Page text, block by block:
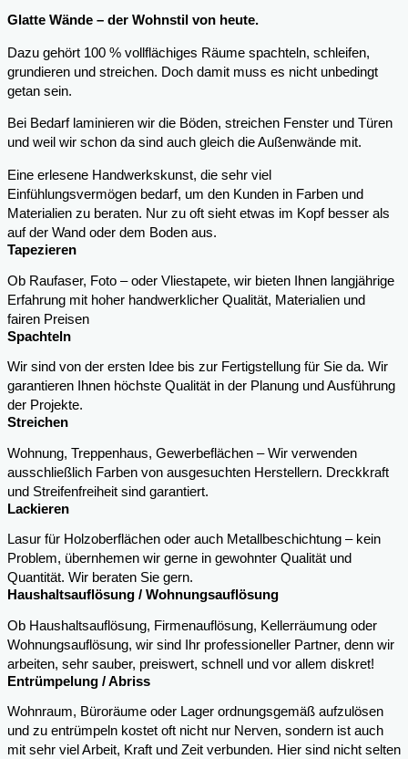
Glatte Wände – der Wohnstil von heute.
Dazu gehört 100 % vollflächiges Räume spachteln, schleifen,
grundieren und streichen. Doch damit muss es nicht unbedingt
getan sein.
Bei Bedarf laminieren wir die Böden, streichen Fenster und Türen
und weil wir schon da sind auch gleich die Außenwände mit.
Eine erlesene Handwerkskunst, die sehr viel
Einfühlungsvermögen bedarf, um den Kunden in Farben und
Materialien zu beraten. Nur zu oft sieht etwas im Kopf besser als
auf der Wand oder dem Boden aus.
Tapezieren
Ob Raufaser, Foto – oder Vliestapete, wir bieten Ihnen langjährige
Erfahrung mit hoher handwerklicher Qualität, Materialien und
fairen Preisen
Spachteln
Wir sind von der ersten Idee bis zur Fertigstellung für Sie da. Wir
garantieren Ihnen höchste Qualität in der Planung und Ausführung
der Projekte.
Streichen
Wohnung, Treppenhaus, Gewerbeflächen – Wir verwenden
ausschließlich Farben von ausgesuchten Herstellern. Dreckkraft
und Streifenfreiheit sind garantiert.
Lackieren
Lasur für Holzoberflächen oder auch Metallbeschichtung – kein
Problem, übernhemen wir gerne in gewohnter Qualität und
Quantität. Wir beraten Sie gern.
Haushaltsauflösung / Wohnungsauflösung
Ob Haushaltsauflösung, Firmenauflösung, Kellerräumung oder
Wohnungsauflösung, wir sind Ihr professioneller Partner, denn wir
arbeiten, sehr sauber, preiswert, schnell und vor allem diskret!
Entrümpelung / Abriss
Wohnraum, Büroräume oder Lager ordnungsgemäß aufzulösen
und zu entrümpeln kostet oft nicht nur Nerven, sondern ist auch
mit sehr viel Arbeit, Kraft und Zeit verbunden. Hier sind nicht selten